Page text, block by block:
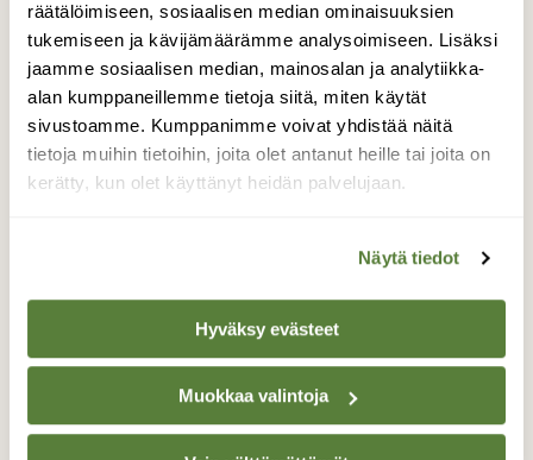
räätälöimiseen, sosiaalisen median ominaisuuksien
tukemiseen ja kävijämäärämme analysoimiseen. Lisäksi
jaamme sosiaalisen median, mainosalan ja analytiikka-
alan kumppaneillemme tietoja siitä, miten käytät
sivustoamme. Kumppanimme voivat yhdistää näitä
tietoja muihin tietoihin, joita olet antanut heille tai joita on
kerätty, kun olet käyttänyt heidän palvelujaan.
Näytä tiedot
Hyväksy evästeet
Muokkaa valintoja
Kuin miniatyyrikuusia
Yhden rivitalomme rännin poistoaukkoon
pakkanen kehitti ränneistä tippuneen
sadeveden valkoisiksi minikuusiksi, muissa 5
katolta valunut sulavesi jäätyi jääpuikoiksi.
TAKAISIN LISTAAN